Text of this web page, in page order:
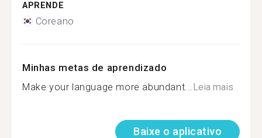
APRENDE
Coreano
Minhas metas de aprendizado
Make your language more abundant... Leia mais
Baixe o aplicativo